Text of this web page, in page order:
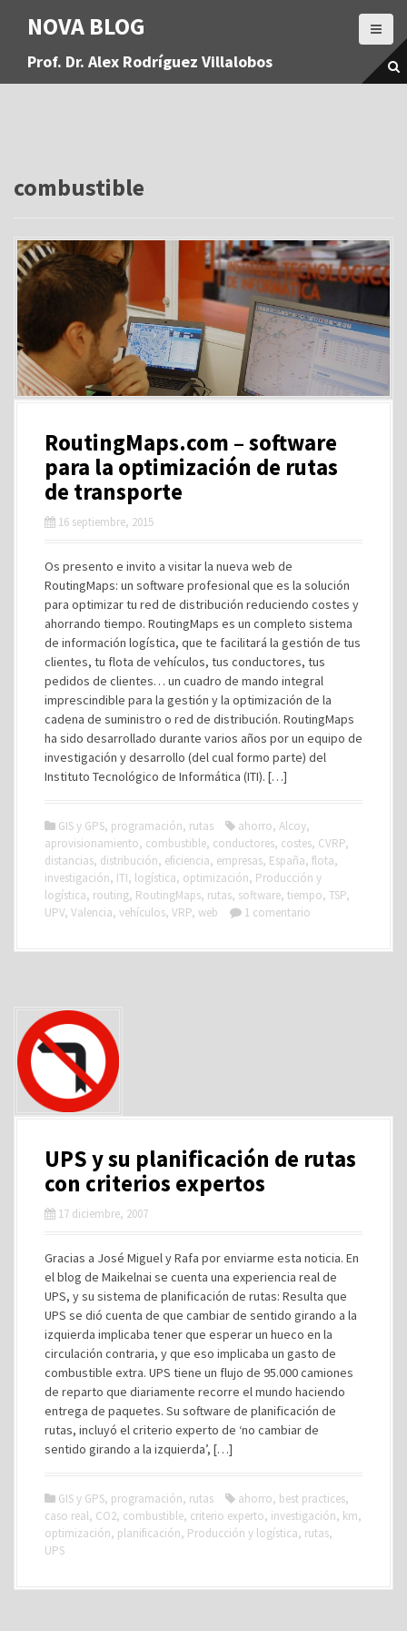
a
NOVA BLOG
Prof. Dr. Alex Rodríguez Villalobos
combustible
RoutingMaps.com – software
para la optimización de rutas
de transporte
16 septiembre, 2015
Os presento e invito a visitar la nueva web de
RoutingMaps: un software profesional que es la solución
para optimizar tu red de distribución reduciendo costes y
ahorrando tiempo. RoutingMaps es un completo sistema
de información logística, que te facilitará la gestión de tus
clientes, tu flota de vehículos, tus conductores, tus
pedidos de clientes… un cuadro de mando integral
imprescindible para la gestión y la optimización de la
cadena de suministro o red de distribución. RoutingMaps
ha sido desarrollado durante varios años por un equipo de
investigación y desarrollo (del cual formo parte) del
Instituto Tecnológico de Informática (ITI). […]
GIS y GPS, programación, rutas ahorro, Alcoy,
aprovisionamiento, combustible, conductores, costes, CVRP,
distancias, distribución, eficiencia, empresas, España, flota,
investigación, ITI, logística, optimización, Producción y
logística, routing, RoutingMaps, rutas, software, tiempo, TSP,
UPV, Valencia, vehículos, VRP, web 1 comentario
UPS y su planificación de rutas
con criterios expertos
17 diciembre, 2007
Gracias a José Miguel y Rafa por enviarme esta noticia. En
el blog de Maikelnai se cuenta una experiencia real de
UPS, y su sistema de planificación de rutas: Resulta que
UPS se dió cuenta de que cambiar de sentido girando a la
izquierda implicaba tener que esperar un hueco en la
circulación contraria, y que eso implicaba un gasto de
combustible extra. UPS tiene un flujo de 95.000 camiones
de reparto que diariamente recorre el mundo haciendo
entrega de paquetes. Su software de planificación de
rutas, incluyó el criterio experto de ‘no cambiar de
sentido girando a la izquierda’, […]
GIS y GPS, programación, rutas ahorro, best practices,
caso real, CO2, combustible, criterio experto, investigación, km,
optimización, planificación, Producción y logística, rutas,
UPS